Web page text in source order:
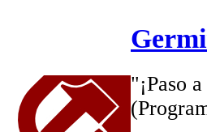
"¡Paso